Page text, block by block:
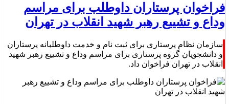
فراخوان پرستاران داوطلب برای مراسم
وداع و تشییع رهبر شهید انقلاب در تهران
سازمان نظام پرستاری برای ثبت نام و خدمت داوطلبانه پرستاران
و دانشجویان گروه پرستاری برای مراسم وداع و تشییع رهبر شهید
انقلاب در تهران فراخوان داد.